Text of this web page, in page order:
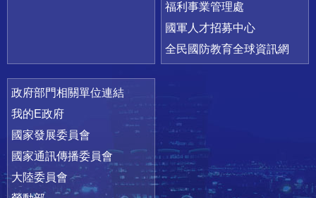
福利事業管理處
國軍人才招募中心
全民國防教育全球資訊網
政府部門相關單位連結
我的E政府
國家發展委員會
國家通訊傳播委員會
大陸委員會